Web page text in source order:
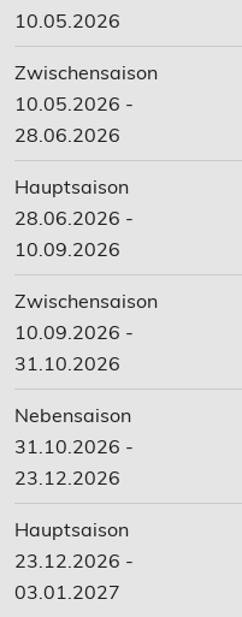
10.05.2026
Zwischensaison
10.05.2026 -
28.06.2026
Hauptsaison
28.06.2026 -
10.09.2026
Zwischensaison
10.09.2026 -
31.10.2026
Nebensaison
31.10.2026 -
23.12.2026
Hauptsaison
23.12.2026 -
03.01.2027